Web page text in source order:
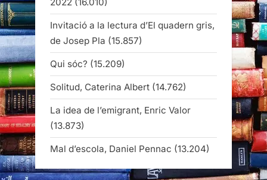
Invitació a la lectura d’El quadern gris,
de Josep Pla (15.857)
Qui sóc? (15.209)
Solitud, Caterina Albert (14.762)
La idea de l’emigrant, Enric Valor
(13.873)
Mal d’escola, Daniel Pennac (13.204)